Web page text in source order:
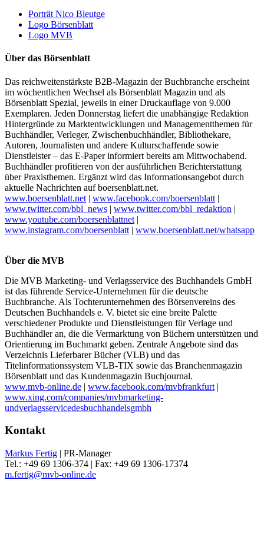
Porträt Nico Bleutge
Logo Börsenblatt
Logo MVB
Über das Börsenblatt
Das reichweitenstärkste B2B-Magazin der Buchbranche erscheint
im wöchentlichen Wechsel als Börsenblatt Magazin und als
Börsenblatt Spezial, jeweils in einer Druckauflage von 9.000
Exemplaren. Jeden Donnerstag liefert die unabhängige Redaktion
Hintergründe zu Marktentwicklungen und Managementthemen für
Buchhändler, Verleger, Zwischenbuchhändler, Bibliothekare,
Autoren, Journalisten und andere Kulturschaffende sowie
Dienstleister – das E-Paper informiert bereits am Mittwochabend.
Buchhändler profitieren von der ausführlichen Berichterstattung
über Praxisthemen. Ergänzt wird das Informationsangebot durch
aktuelle Nachrichten auf boersenblatt.net.
www.boersenblatt.net | www.facebook.com/boersenblatt |
www.twitter.com/bbl_news | www.twitter.com/bbl_redaktion |
www.youtube.com/boersenblattnet |
www.instagram.com/boersenblatt | www.boersenblatt.net/whatsapp
Über die MVB
Die MVB Marketing- und Verlagsservice des Buchhandels GmbH
ist das führende Service-Unternehmen für die deutsche
Buchbranche. Als Tochterunternehmen des Börsenvereins des
Deutschen Buchhandels e. V. bietet sie eine breite Palette
verschiedener Produkte und Dienstleistungen für Verlage und
Buchhändler an, die die Vermarktung von Büchern unterstützen und
Orientierung im Buchmarkt geben. Zentrale Angebote sind das
Verzeichnis Lieferbarer Bücher (VLB) und das
Titelinformationssystem VLB-TIX sowie das Branchenmagazin
Börsenblatt und das Kundenmagazin Buchjournal.
www.mvb-online.de | www.facebook.com/mvbfrankfurt |
www.xing.com/companies/mvbmarketing-
undverlagsservicedesbuchhandelsgmbh
Kontakt
Markus Fertig | PR-Manager
Tel.: +49 69 1306-374 | Fax: +49 69 1306-17374
m.fertig@mvb-online.de